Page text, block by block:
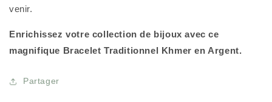
venir.
Enrichissez votre collection de bijoux avec ce
magnifique Bracelet Traditionnel Khmer en Argent.
Partager